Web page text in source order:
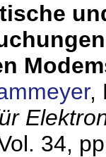
,
34,